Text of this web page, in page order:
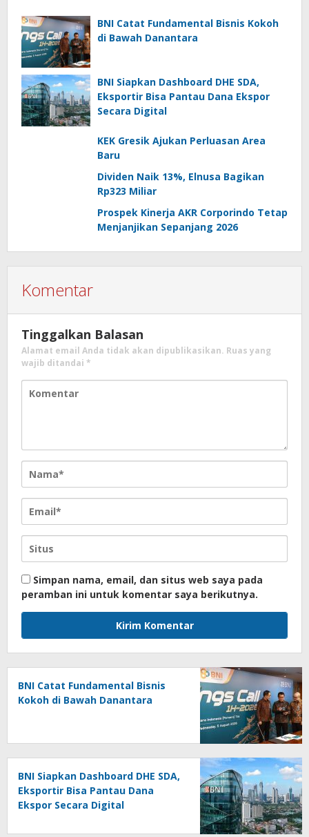
BNI Catat Fundamental Bisnis Kokoh
di Bawah Danantara
BNI Siapkan Dashboard DHE SDA,
Eksportir Bisa Pantau Dana Ekspor
Secara Digital
KEK Gresik Ajukan Perluasan Area
Baru
Dividen Naik 13%, Elnusa Bagikan
Rp323 Miliar
Prospek Kinerja AKR Corporindo Tetap
Menjanjikan Sepanjang 2026
Komentar
Tinggalkan Balasan
Alamat email Anda tidak akan dipublikasikan. Ruas yang
wajib ditandai *
Simpan nama, email, dan situs web saya pada
peramban ini untuk komentar saya berikutnya.
BNI Catat Fundamental Bisnis
Kokoh di Bawah Danantara
BNI Siapkan Dashboard DHE SDA,
Eksportir Bisa Pantau Dana
Ekspor Secara Digital